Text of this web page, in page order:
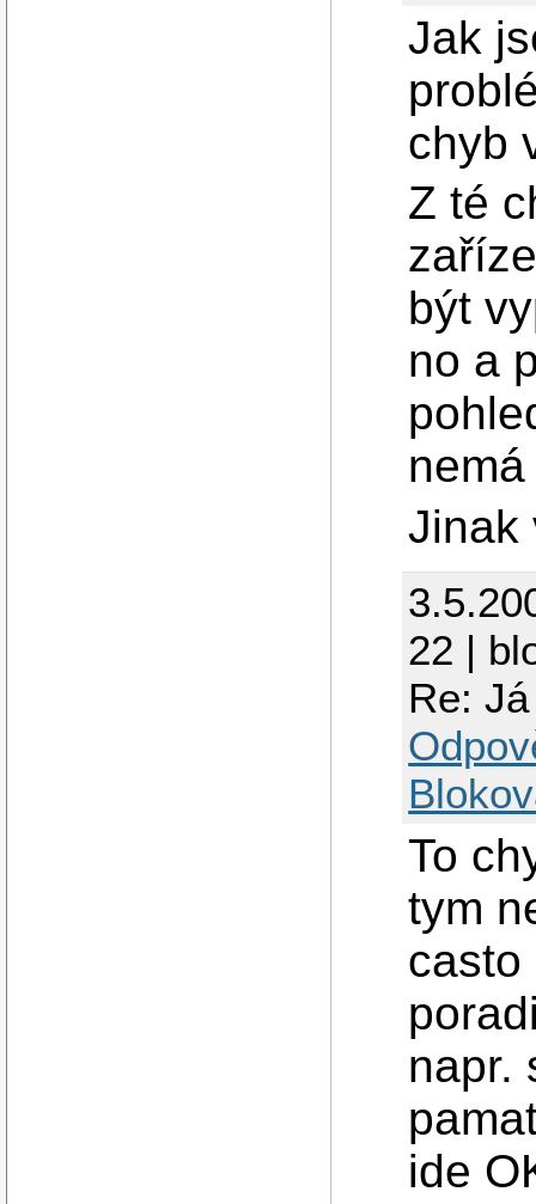
Jak
chyb
Z té
být
no a
Jinak
22 |
Re:
To
tym
casto
napr.
ide